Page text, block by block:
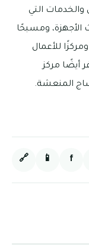
والخدمات التي
الأجهزة، ومسبحًا
للأعمال
أيضًا مركز
المنعشة.
f
📱
🔗